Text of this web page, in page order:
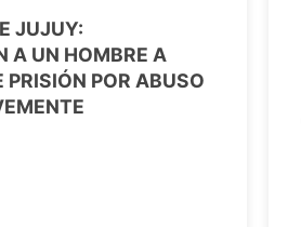
JUJUY:
A UN HOMBRE A
PRISIÓN POR ABUSO